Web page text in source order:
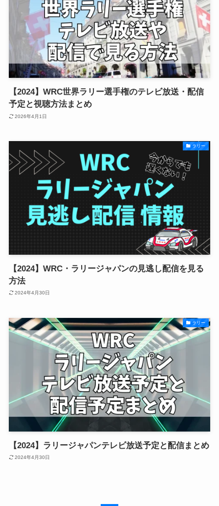
【2024】WRC世界ラリー選手権のテレビ放送・配信
予定と視聴方法まとめ
2026年4月1日
ラリー
【2024】WRC・ラリージャパンの見逃し配信を見る
方法
2024年4月30日
ラリー
【2024】ラリージャパンテレビ放送予定と配信まとめ
2024年4月30日